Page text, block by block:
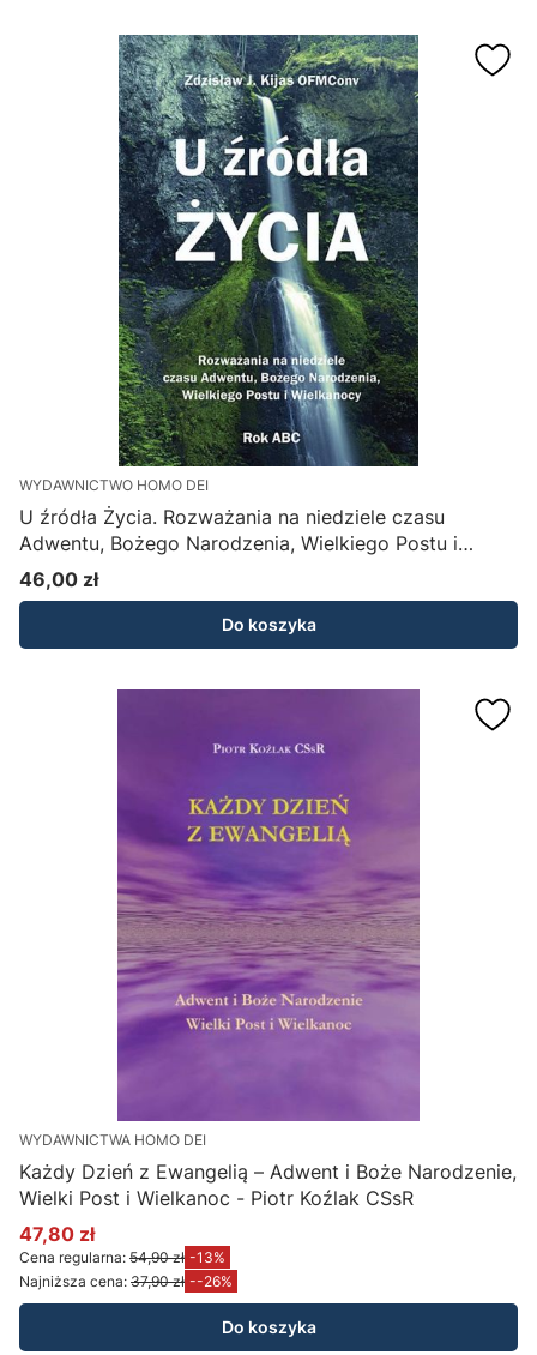
WYDAWNICTWO HOMO DEI
U źródła Życia. Rozważania na niedziele czasu
Adwentu, Bożego Narodzenia, Wielkiego Postu i
Wielkanocy - Zdzisław Józef Kijas OFMConv
Cena
46,00 zł
Do koszyka
WYDAWNICTWA HOMO DEI
Każdy Dzień z Ewangelią – Adwent i Boże Narodzenie,
Wielki Post i Wielkanoc - Piotr Koźlak CSsR
Cena promocyjna
47,80 zł
Cena regularna: 54,90 zł -13%
Najniższa cena: 37,90 zł --26%
Do koszyka